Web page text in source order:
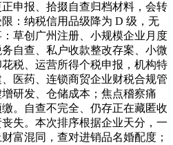
申报、拾掇自查归档材料，会转
：纳税信用品级降为 D 级，无
草创广州注册、小规模企业月度
自查、私户收款整改存案、小微
税、运营所得个税申报，机构特
医药、连锁商贸企业财税合规管
研发、仓储成本；焦点稽察痛
。自查不完全、仍存正在藏匿收
失。本次排序根据企业天分，一
富混同，查对进销品名婚配度；